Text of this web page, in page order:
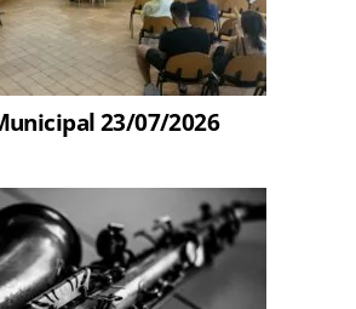
23/07/2026